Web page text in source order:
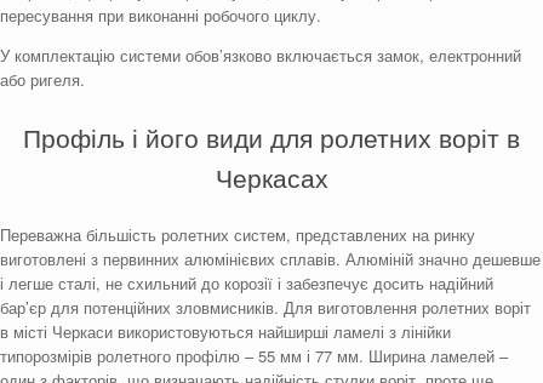
пересування при виконанні робочого циклу.
У комплектацію системи обов’язково включається замок, електронний
або ригеля.
Профіль і його види для ролетних воріт в
Черкасах
Переважна більшість ролетних систем, представлених на ринку
виготовлені з первинних алюмінієвих сплавів. Алюміній значно дешевше
і легше сталі, не схильний до корозії і забезпечує досить надійний
бар’єр для потенційних зловмисників. Для виготовлення ролетних воріт
в місті Черкаси використовуються найширші ламелі з лінійки
типорозмірів ролетного профілю – 55 мм і 77 мм. Ширина ламелей –